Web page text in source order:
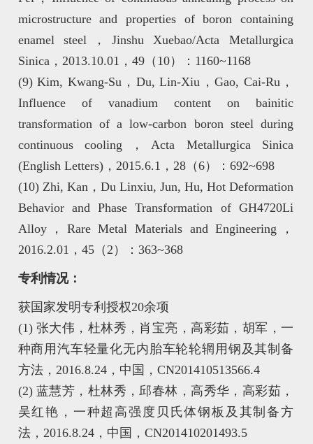
microstructure and properties of boron containing
enamel steel，Jinshu Xuebao/Acta Metallurgica
Sinica，2013.10.01，49（10）：1160~1168
(9) Kim, Kwang-Su，Du, Lin-Xiu，Gao, Cai-Ru，
Influence of vanadium content on bainitic
transformation of a low-carbon boron steel during
continuous cooling，Acta Metallurgica Sinica
(English Letters)，2015.6.1，28（6）：692~698
(10) Zhi, Kan，Du Linxiu, Jun, Hu, Hot Deformation
Behavior and Phase Transformation of GH4720Li
Alloy，Rare Metal Materials and Engineering，
2016.2.01，45（2）：363~368
专利情况：
获国家发明专利授权20余项
(1) 张大伟，杜林秀，肖宝亮，高彩茹，胡军，一
种商用汽车轻量化无内胎车轮轮辋用钢及其制备
方法，2016.8.24，中国，CN201410513566.4
(2) 蓝慧芳，杜林秀，邱春林，高秀华，高彩茹，
吴红艳，一种超高强度贝氏体钢板及其制备方
法，2016.8.24，中国，CN201410201493.5